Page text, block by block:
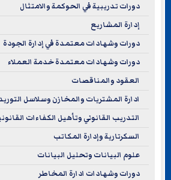
دورات تدريبية في الحوكمة والامتثال
إدارة المشاريع
دورات وشهادات معتمدة في إدارة الجودة
دورات وشهادات معتمدة خدمة العملاء
العقود والمناقصات
ادارة المشتريات والمخازن وسلاسل التوريد
التدريب القانوني وتأهيل الكفاءات القانونية
السكرتارية وإدارة المكاتب
علوم البيانات وتحليل البيانات
دورات وشهادات ادارة المخاطر